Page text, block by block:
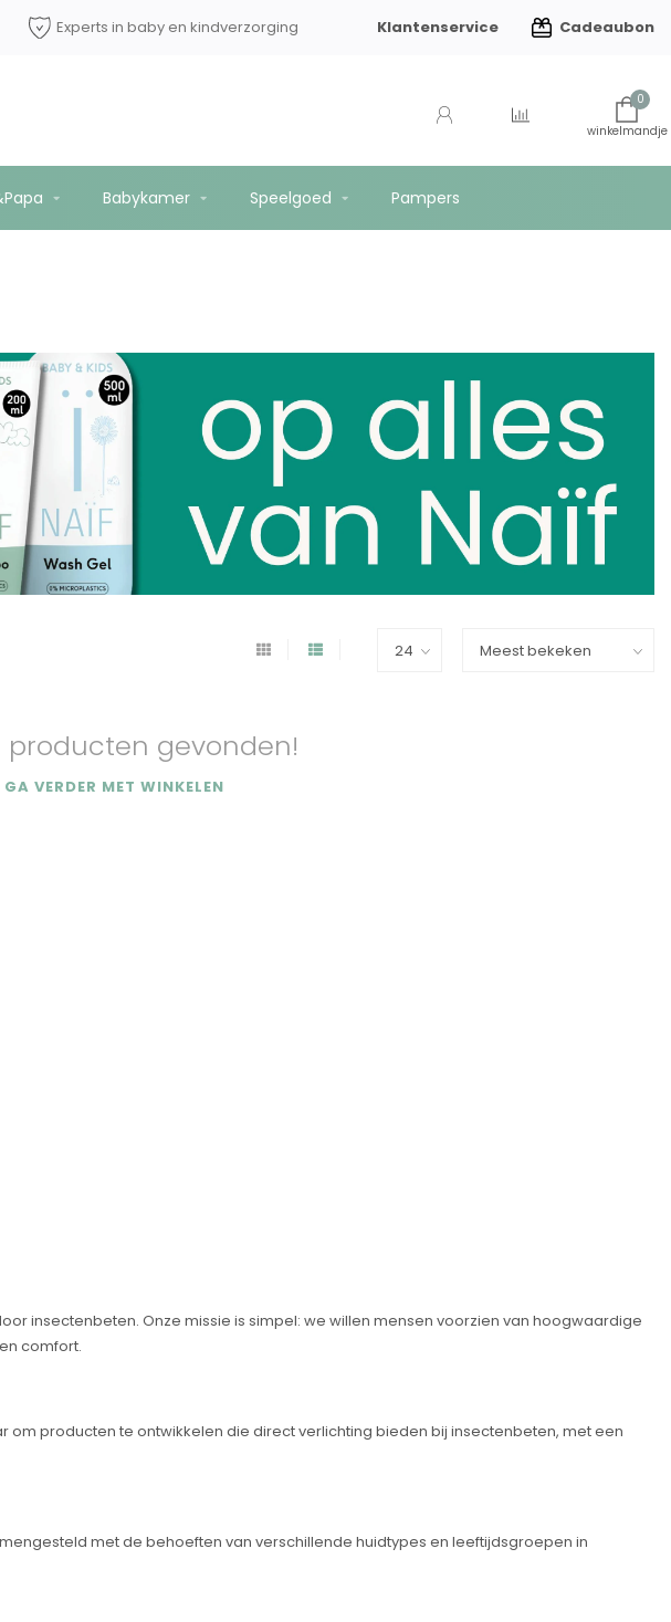
Experts in baby en kindverzorging Gratis verzending vanaf €75
Klantenservice Cadeaubon
0
Babykamer Speelgoed Pampers
producten gevonden!
GA VERDER MET WINKELEN
insectenbeten. Onze missie is simpel: we willen mensen voorzien van hoogwaardige
comfort.
om producten te ontwikkelen die direct verlichting bieden bij insectenbeten, met een
met de behoeften van verschillende huidtypes en leeftijdsgroepen in